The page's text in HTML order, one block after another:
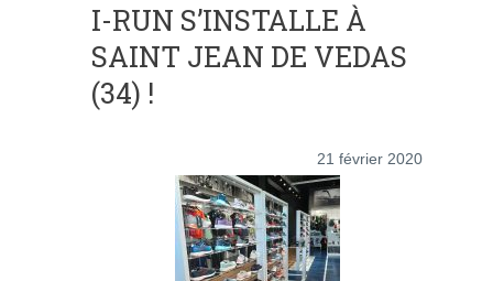
I-RUN S’INSTALLE À
SAINT JEAN DE VEDAS
(34) !
21 février 2020